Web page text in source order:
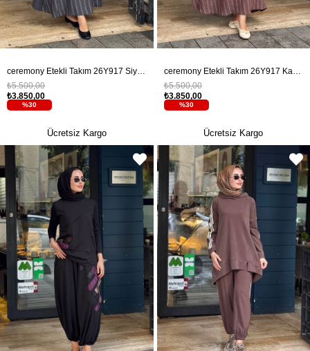
ceremony Etekli Takım 26Y917 Siyah
%30
₺3.850,00
₺5.500,00
Ücretsiz Kargo
ceremony Etekli Takım 26Y917 Kahve
%30
₺3.850,00
₺5.500,00
Ücretsiz Kargo